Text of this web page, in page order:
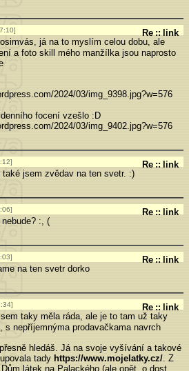
Re :: link
já na to myslím celou dobu, ale
a foto skill mého manžílka jsou naprosto
focení vzešlo :D
Re :: link
také jsem zvědav na ten svetr. :)
Re :: link
:, (
Re :: link
na ten svetr dorko
Re :: link
taky měla ráda, ale je to tam už taky
s nepříjemnýma prodavačkama navrch
hledáš. Já na svoje vyšívání a takové
tady https://www.mojelatky.cz/. Z
látek na Palackého (ale opět, o dost